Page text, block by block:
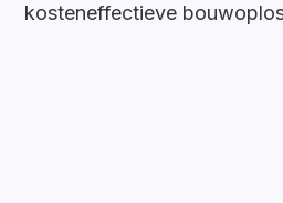
kosteneffectieve